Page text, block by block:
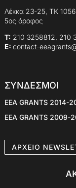
Λέκκα 23-25, ΤΚ
5ος όροφος
Τ: 210 3258812, 210
E: contact-
ΣΥΝΔΕΣΜΟΙ
EEA GRANTS 2014-
EEA GRANTS 2009-
AΡXEIO